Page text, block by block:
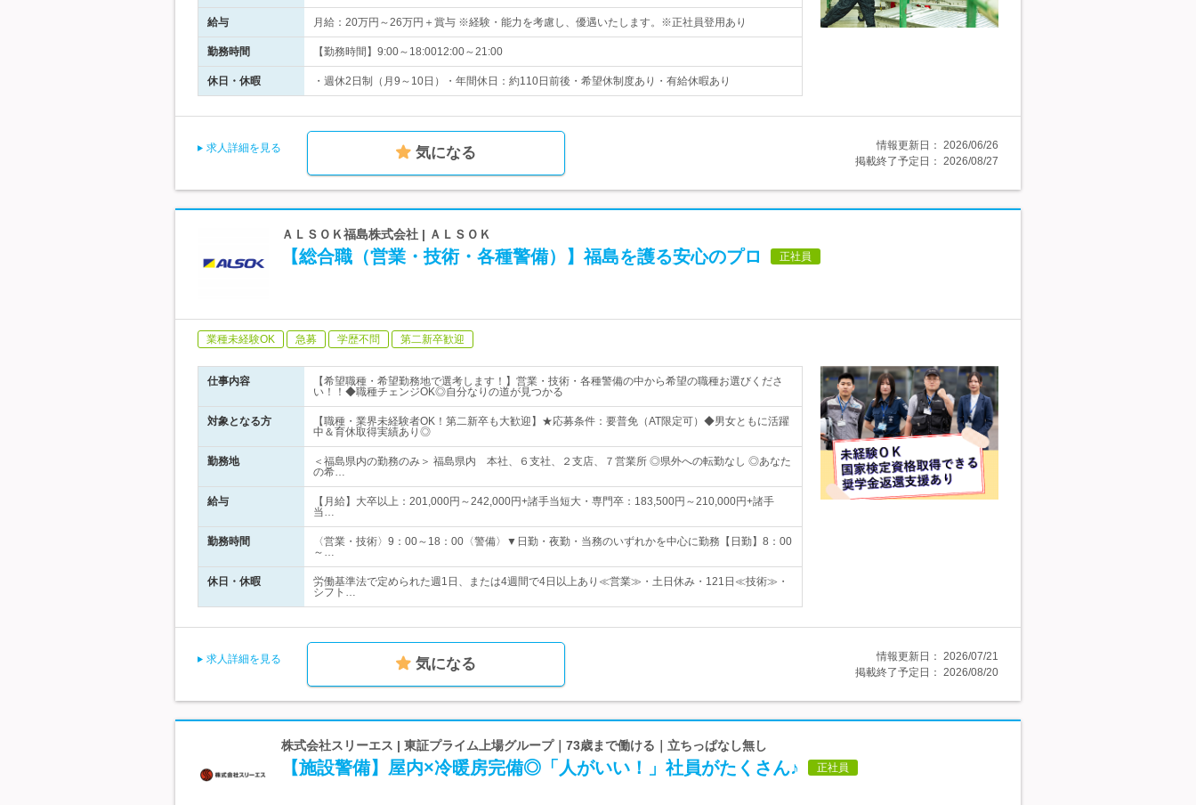
給与 月給：20万円～26万円＋賞与 ※経験・能力を考慮し、優遇いたします。※正社員登用あり
勤務時間 【勤務時間】9:00～18:0012:00～21:00
休日・休暇 ・週休2日制（月9～10日）・年間休日：約110日前後・希望休制度あり・有給休暇あり
求人詳細を見る 気になる 情報更新日： 2026/06/26
掲載終了予定日： 2026/08/27
ＡＬＳＯＫ福島株式会社 | ＡＬＳＯＫ
【総合職（営業・技術・各種警備）】福島を護る安心のプロ 正社員
業種未経験OK 急募 学歴不問 第二新卒歓迎
仕事内容
【希望職種・希望勤務地で選考します！】営業・技術・各種警備の中から希望の職種お選びくださ
い！！◆職種チェンジOK◎自分なりの道が見つかる
対象となる方
【職種・業界未経験者OK！第二新卒も大歓迎】★応募条件：要普免（AT限定可）◆男女ともに活躍
中＆育休取得実績あり◎
勤務地
＜福島県内の勤務のみ＞ 福島県内 本社、６支社、２支店、７営業所 ◎県外への転勤なし ◎あなた
の希…
給与
【月給】大卒以上：201,000円～242,000円+諸手当短大・専門卒：183,500円～210,000円+諸手
当…
勤務時間
〈営業・技術〉9：00～18：00〈警備〉▼日勤・夜勤・当務のいずれかを中心に勤務【日勤】8：00
～…
休日・休暇
労働基準法で定められた週1日、または4週間で4日以上あり≪営業≫・土日休み・121日≪技術≫・
シフト…
求人詳細を見る 気になる 情報更新日： 2026/07/21
掲載終了予定日： 2026/08/20
株式会社スリーエス | 東証プライム上場グループ｜73歳まで働ける｜立ちっぱなし無し
【施設警備】屋内×冷暖房完備◎「人がいい！」社員がたくさん♪ 正社員